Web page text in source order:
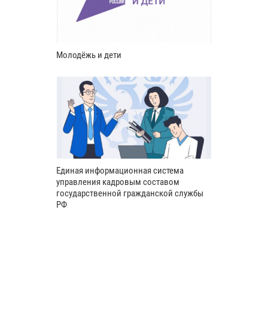
Молодёжь и дети
Единая информационная система
управления кадровым составом
государственной гражданской службы
РФ